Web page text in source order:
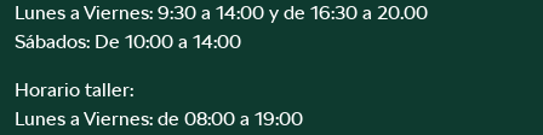
Lunes a Viernes: 9:30 a 14:00 y de 16:30 a 20.00
Sábados: De 10:00 a 14:00
Horario taller:
Lunes a Viernes: de 08:00 a 19:00